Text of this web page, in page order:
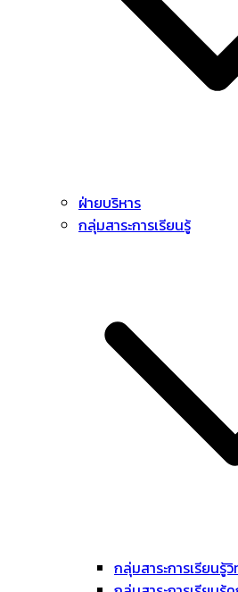
ฝ่ายบริหาร
กลุ่มสาระการเรียนรู้
กลุ่มสาระการเรียนรู้